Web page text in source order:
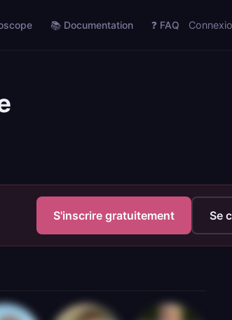
📚 Documentation ❓ FAQ
S'inscrire gratuitement Se